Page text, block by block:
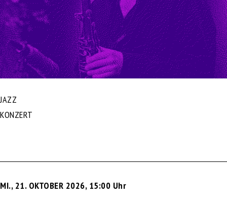
JAZZ
KONZERT
MI., 21. OKTOBER 2026, 15:00 Uhr